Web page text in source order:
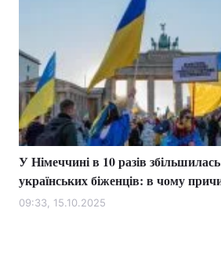
У Німеччині в 10 разів збільшилась
українських біженців: в чому
09:33, 15.10.2025